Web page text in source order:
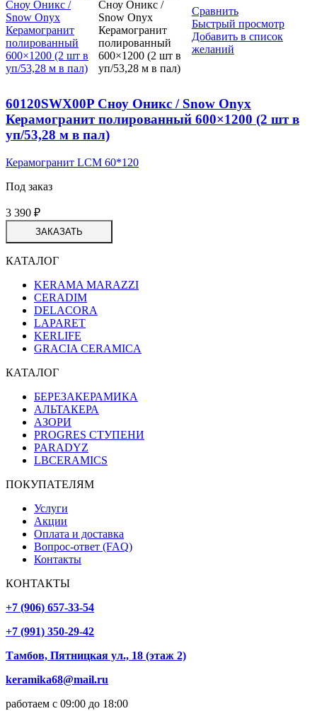
Сравнить
Быстрый просмотр
Добавить в список
желаний
60120SWX00P Сноу Оникс / Snow Onyx
Керамогранит полированный 600×1200 (2 шт в
уп/53,28 м в пал)
Керамогранит LCM 60*120
Под заказ
3 390 ₽
ЗАКАЗАТЬ
КАТАЛОГ
KERAMA MARAZZI
CERADIM
DELACORA
LAPARET
KERLIFE
GRACIA CERAMICA
КАТАЛОГ
БЕРЕЗАКЕРАМИКА
АЛЬТАКЕРА
АЗОРИ
PROGRES СТУПЕНИ
PARADYZ
LBCERAMICS
ПОКУПАТЕЛЯМ
Услуги
Акции
Оплата и доставка
Вопрос-ответ (FAQ)
Контакты
КОНТАКТЫ
+7 (906) 657-33-54
+7 (991) 350-29-42
Тамбов, Пятницкая ул., 18 (этаж 2)
keramika68@mail.ru
работаем с 09:00 до 18:00